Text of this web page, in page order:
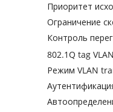
Приоритет
Ограничение
Контроль
802.1Q tag VLAN
Режим VLAN